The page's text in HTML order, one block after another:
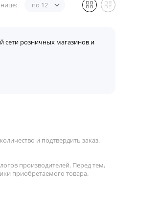
по 12
розничных магазинов и
и подтвердить заказ.
производителей. Перед тем,
приобретаемого товара.